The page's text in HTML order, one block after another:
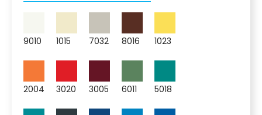
9010 1015 7032 8016 1023
2004 3020 3005 6011 5018